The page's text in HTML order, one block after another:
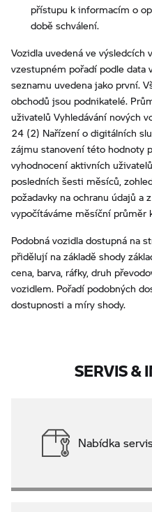
přístupu k informacím o
době schválení.
Vozidla uvedená ve výsledcích
vzestupném pořadí podle data
seznamu uvedena jako první.
obchodů jsou podnikatelé.
uživatelů Vyhledávání nových
24 (2) Nařízení o digitálních
zájmu stanovení této hodnoty
vyhodnocení aktivních
posledních šesti měsíců,
požadavky na ochranu údajů a
vypočítáváme měsíční průměr
Podobná vozidla dostupná na
přidělují na základě shody
cena, barva, ráfky, druh
vozidlem. Pořadí podobných
dostupnosti a míry shody.
SERVIS &
Nabídka